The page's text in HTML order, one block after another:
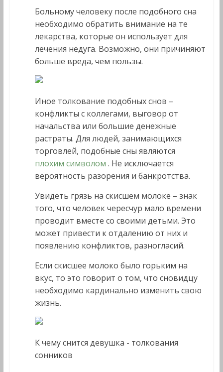
Больному человеку после подобного сна
необходимо обратить внимание на те
лекарства, которые он использует для
лечения недуга. Возможно, они причиняют
больше вреда, чем пользы.
Иное толкование подобных снов –
конфликты с коллегами, выговор от
начальства или большие денежные
растраты. Для людей, занимающихся
торговлей, подобные сны являются
плохим символом . Не исключается
вероятность разорения и банкротства.
Увидеть грязь на скисшем молоке – знак
того, что человек чересчур мало времени
проводит вместе со своими детьми. Это
может привести к отдалению от них и
появлению конфликтов, разногласий.
Если скисшее молоко было горьким на
вкус, то это говорит о том, что сновидцу
необходимо кардинально изменить свою
жизнь.
К чему снится девушка - толкования
сонников